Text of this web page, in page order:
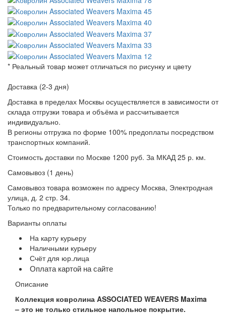
* Реальный товар может отличаться по рисунку и цвету
Доставка (2-3 дня)
Доставка в пределах Москвы осуществляется в зависимости от
склада отгрузки товара и объёма и рассчитывается
индивидуально.
В регионы отгрузка по форме 100% предоплаты посредством
транспортных компаний.
Стоимость доставки по Москве 1200 руб. За МКАД 25 р. км.
Самовывоз (1 день)
Самовывоз товара возможен по адресу Москва, Электродная
улица, д. 2 стр. 34.
Только по предварительному согласованию!
Варианты оплаты
На карту курьеру
Наличными курьеру
Счёт для юр.лица
Оплата картой на сайте
Описание
Коллекция ковролина ASSOCIATED WEAVERS Maxima
– это не только стильное напольное покрытие.